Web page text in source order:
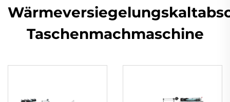
Taschenmachmaschine